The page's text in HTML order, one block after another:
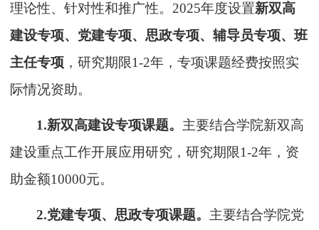
理论性、针对性和推广性。 2025年度设置新双高
建设专项、党建专项、思政专项、辅导员专项、班
主任专项 ，研究期限1-2年，专项课题经费按照实
际情况资助。
1.新双高建设专项课题。 主要结合学院新双高
建设重点工作开展应用研究，研究期限1-2年，资
助金额10000元。
2.党建专项、思政专项课题。 主要结合学院党